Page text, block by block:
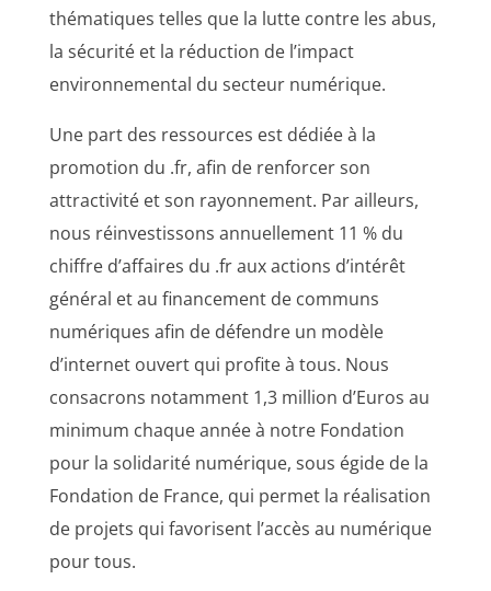
thématiques telles que la lutte contre les abus,
la sécurité et la réduction de l’impact
environnemental du secteur numérique.
Une part des ressources est dédiée à la
promotion du .fr, afin de renforcer son
attractivité et son rayonnement. Par ailleurs,
nous réinvestissons annuellement 11 % du
chiffre d’affaires du .fr aux actions d’intérêt
général et au financement de communs
numériques afin de défendre un modèle
d’internet ouvert qui profite à tous. Nous
consacrons notamment 1,3 million d’Euros au
minimum chaque année à notre Fondation
pour la solidarité numérique, sous égide de la
Fondation de France, qui permet la réalisation
de projets qui favorisent l’accès au numérique
pour tous.